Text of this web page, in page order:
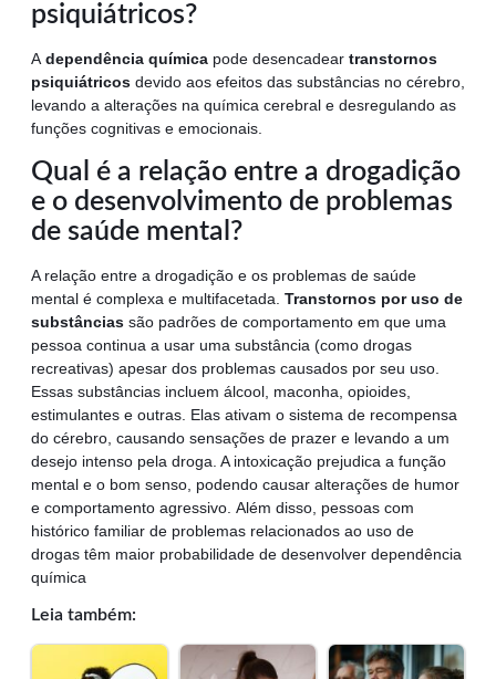
psiquiátricos?
Adependência química pode desencadear transtornos
psiquiátricos devido aos efeitos das substâncias no cérebro,
levando a alterações na química cerebral e desregulando as
funções cognitivas e emocionais.
Qual é a relação entre a drogadição
e o desenvolvimento de problemas
de saúde mental?
A relação entre a drogadição e os problemas de saúde
mental é complexa e multifacetada. Transtornos por uso de
substâncias são padrões de comportamento em que uma
pessoa continua a usar uma substância (como drogas
recreativas) apesar dos problemas causados por seu uso.
Essas substâncias incluem álcool, maconha, opioides,
estimulantes e outras. Elas ativam o sistema de recompensa
do cérebro, causando sensações de prazer e levando a um
desejo intenso pela droga. A intoxicação prejudica a função
mental e o bom senso, podendo causar alterações de humor
e comportamento agressivo. Além disso, pessoas com
histórico familiar de problemas relacionados ao uso de
drogas têm maior probabilidade de desenvolver dependência
química
Leia também: